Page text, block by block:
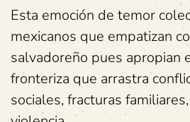
Esta emoción de temor
mexicanos que empatizan
salvadoreño pues apropian
fronteriza que arrastra
sociales, fracturas